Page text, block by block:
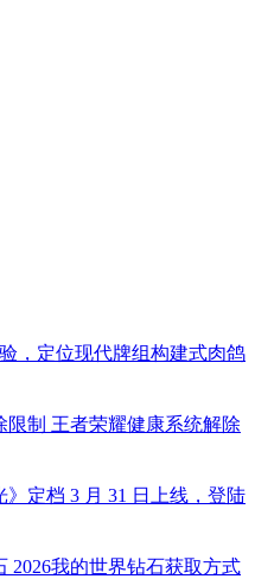
，定位现代牌组构建式肉鸽
制 王者荣耀健康系统解除
定档 3 月 31 日上线，登陆
2026我的世界钻石获取方式